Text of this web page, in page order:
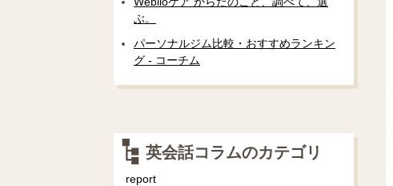
ぶ。
パーソナルジム比較・おすすめランキン
グ - コーチム
英会話コラムのカテゴリ
report